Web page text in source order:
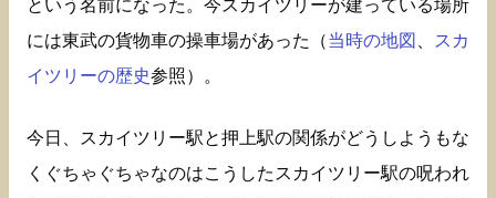
という名前になった。今スカイツリーが建っている場所
には東武の貨物車の操車場があった（当時の地図
スカ
イツリーの歴史参照）。
今日、スカイツリー駅と押上駅の関係がどうしようもな
くぐちゃぐちゃなのはこうしたスカイツリー駅の呪われ